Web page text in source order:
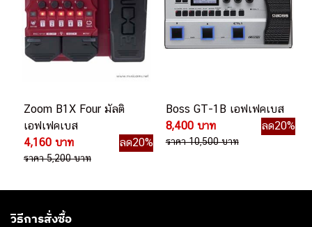
Zoom B1X Four มัลติ
เอฟเฟคเบส
4,160 บาท
ลด20%
ราคา 5,200 บาท
Boss GT-1B เอฟเฟคเบส
8,400 บาท
ลด20%
ราคา 10,500 บาท
วิธีการสั่งซื้อ